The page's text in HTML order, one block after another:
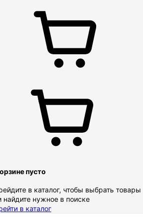
пусто
в каталог, чтобы выбрать товары
найдите нужное в поиске
в каталог